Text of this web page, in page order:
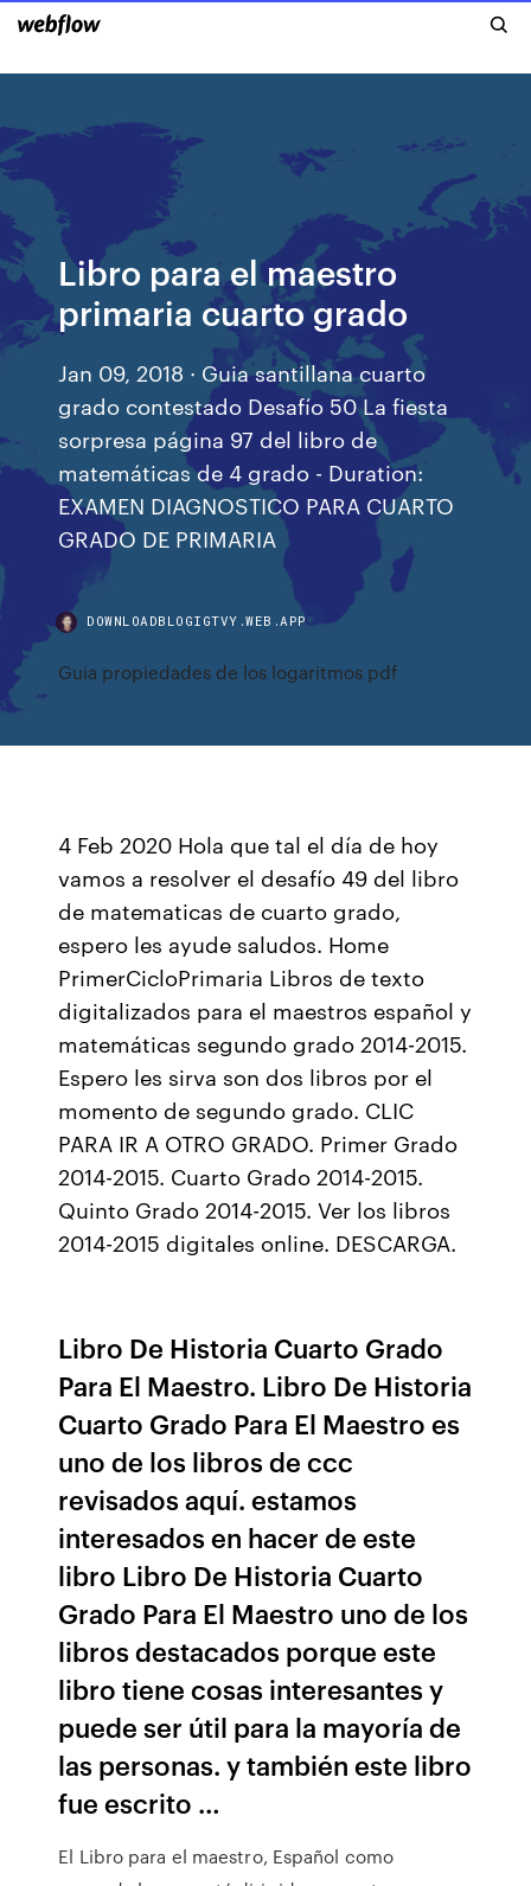
Libro para el maestro
primaria cuarto grado
Jan 09, 2018 · Guia santillana cuarto
grado contestado Desafío 50 La fiesta
sorpresa página 97 del libro de
matemáticas de 4 grado - Duration:
EXAMEN DIAGNOSTICO PARA CUARTO
GRADO DE PRIMARIA
DOWNLOADBLOGIGTVY.WEB.APP
Guia propiedades de los logaritmos pdf
4 Feb 2020 Hola que tal el día de hoy
vamos a resolver el desafío 49 del libro
de matematicas de cuarto grado,
espero les ayude saludos. Home
PrimerCicloPrimaria Libros de texto
digitalizados para el maestros español y
matemáticas segundo grado 2014-2015.
Espero les sirva son dos libros por el
momento de segundo grado. CLIC
PARA IR A OTRO GRADO. Primer Grado
2014-2015. Cuarto Grado 2014-2015.
Quinto Grado 2014-2015. Ver los libros
2014-2015 digitales online. DESCARGA.
Libro De Historia Cuarto Grado
Para El Maestro. Libro De Historia
Cuarto Grado Para El Maestro es
uno de los libros de ccc
revisados aquí. estamos
interesados en hacer de este
libro Libro De Historia Cuarto
Grado Para El Maestro uno de los
libros destacados porque este
libro tiene cosas interesantes y
puede ser útil para la mayoría de
las personas. y también este libro
fue escrito …
El Libro para el maestro, Español como